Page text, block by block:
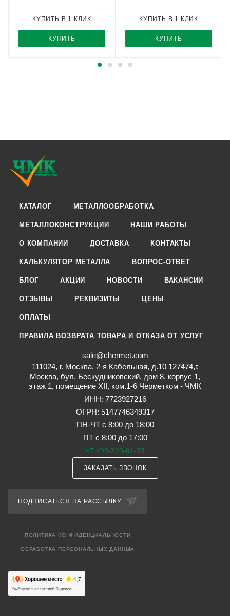
КУПИТЬ
КУПИТЬ В 1 КЛИК
КУПИТЬ
КУПИТЬ В 1 КЛИК
КАТАЛОГ МЕТАЛЛООБРАБОТКА
МЕТАЛЛОКОНСТРУКЦИИ НАШИ РАБОТЫ
О КОМПАНИИ ДОСТАВКА КОНТАКТЫ
КАЛЬКУЛЯТОР МЕТАЛЛА ВОПРОС-ОТВЕТ
БЛОГ АКЦИИ НОВОСТИ ВАКАНСИИ
ОТЗЫВЫ РЕКВИЗИТЫ ЦЕНЫ
ОПЛАТЫ
ПРАВИЛА ВОЗВРАТА ТОВАРА И ОТКАЗА ОТ УСЛУГ
sale@chermet.com
111024, г. Москва, 2-я Кабельная, д.10 127474,г.
Москва, бул. Бескудниковский, дом 8, корпус 1,
этаж 1, помещение XII, ком.1-6 Черметком - ЧМК
ИНН: 7723927216
ОГРН: 5147746349317
ПН-ЧТ с 8:00 до 18:00
ПТ с 8:00 до 17:00
+7 499-220-01-33
ЗАКАЗАТЬ ЗВОНОК
ПОДПИСАТЬСЯ НА РАССЫЛКУ
ПОЛИТИКА КОНФИДЕНЦИАЛЬНОСТИ
ОБРАБОТКА ПЕРСОНАЛЬНЫХ ДАННЫХ